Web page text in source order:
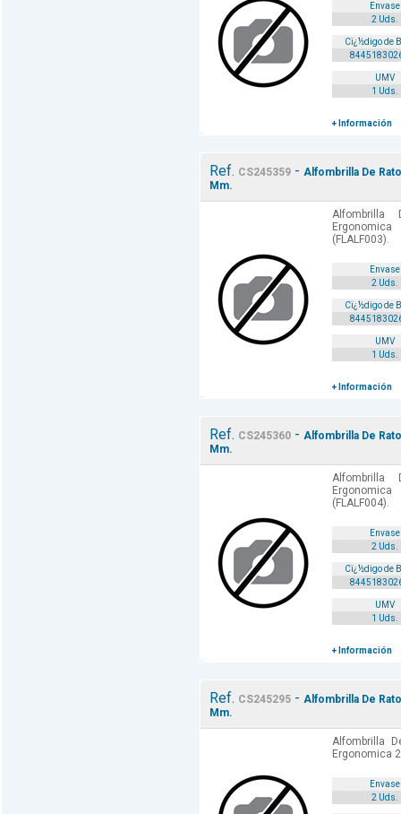
Envase
2 Uds.
Cï¿½digo de
UMV
1 Uds.
+ Información
Ref. CS245359- Alfombrilla De
Mm.
(FLALF003).
Envase
2 Uds.
Cï¿½digo de
UMV
1 Uds.
+ Información
Ref. CS245360- Alfombrilla De
Mm.
(FLALF004).
Envase
2 Uds.
Cï¿½digo de
UMV
1 Uds.
+ Información
Ref. CS245295- Alfombrilla De
Mm.
Alfombrilla
Ergonomica
Envase
2 Uds.